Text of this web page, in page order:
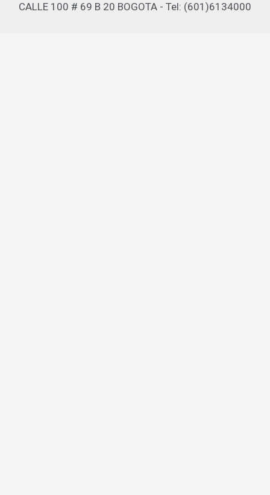
CALLE 100 # 69 B 20 BOGOTA - Tel: (601)6134000